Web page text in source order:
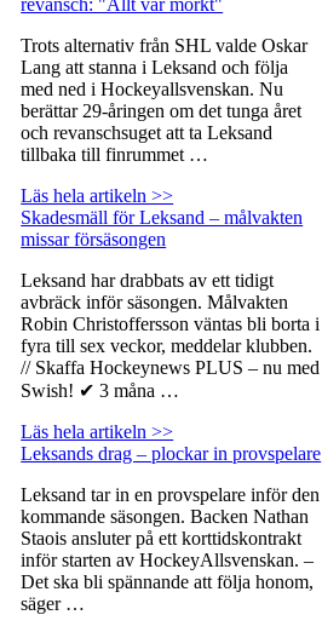
Trots alternativ från SHL valde Oskar
Lang att stanna i Leksand och följa
med ned i Hockeyallsvenskan. Nu
berättar 29-åringen om det tunga året
och revanschsuget att ta Leksand
tillbaka till finrummet …
Läs hela artikeln >>
Skadesmäll för Leksand – målvakten
missar försäsongen
Leksand har drabbats av ett tidigt
avbräck inför säsongen. Målvakten
Robin Christoffersson väntas bli borta i
fyra till sex veckor, meddelar klubben.
// Skaffa Hockeynews PLUS – nu med
Swish! ✔ 3 måna …
Läs hela artikeln >>
Leksands drag – plockar in provspelare
Leksand tar in en provspelare inför den
kommande säsongen. Backen Nathan
Staois ansluter på ett korttidskontrakt
inför starten av HockeyAllsvenskan. –
Det ska bli spännande att följa honom,
säger …